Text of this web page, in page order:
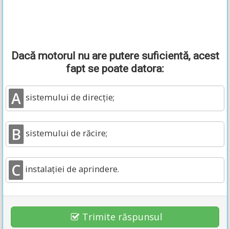
Dacă motorul nu are putere suficientă, acest
fapt se poate datora:
A sistemului de direcţie;
B sistemului de răcire;
C instalaţiei de aprindere.
Trimite răspunsul